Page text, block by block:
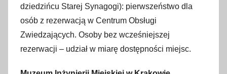
dziedzińcu Starej Synagogi): pierwszeństwo dla
osób z rezerwacją w Centrum Obsługi
Zwiedzających. Osoby bez wcześniejszej
rezerwacji – udział w miarę dostępności miejsc.